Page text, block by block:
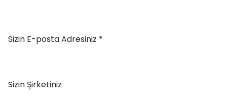
Sizin E-posta Adresiniz *
Sizin Şirketiniz